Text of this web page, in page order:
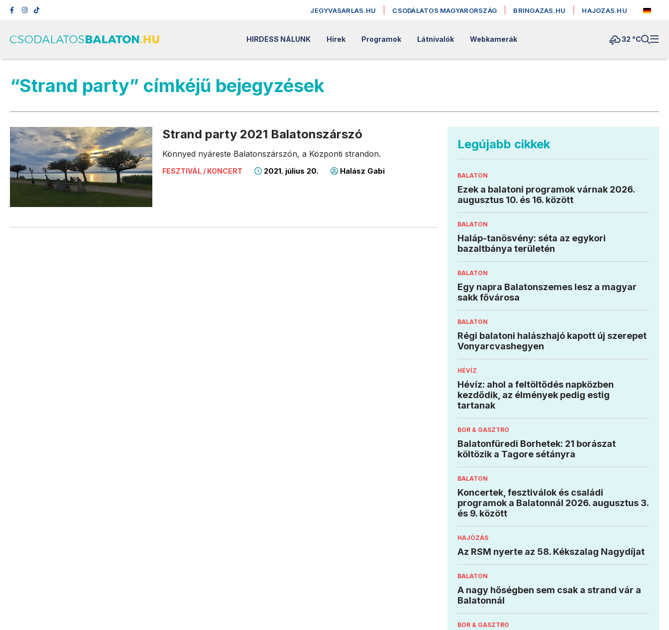
JEGYVASARLAS.HU CSODÁLATOS MAGYARORSZÁG BRINGAZAS.HU HAJOZAS.HU
HIRDESS NÁLUNK Hírek Programok Látnivalók Webkamerák 32 °C
“Strand party” címkéjű bejegyzések
Strand party 2021 Balatonszárszó
Könnyed nyáreste Balatonszárszón, a Központi strandon.
FESZTIVÁL / KONCERT 2021. július 20. Halász Gabi
Legújabb cikkek
BALATON
Ezek a balatoni programok várnak 2026.
augusztus 10. és 16. között
BALATON
Haláp-tanösvény: séta az egykori
bazaltbánya területén
BALATON
Egy napra Balatonszemes lesz a magyar
sakk fővárosa
BALATON
Régi balatoni halászhajó kapott új szerepet
Vonyarcvashegyen
HÉVÍZ
Hévíz: ahol a feltöltődés napközben
kezdődik, az élmények pedig estig
tartanak
BOR & GASZTRO
Balatonfüredi Borhetek: 21 borászat
költözik a Tagore sétányra
BALATON
Koncertek, fesztiválok és családi
programok a Balatonnál 2026. augusztus 3.
és 9. között
HAJÓZÁS
Az RSM nyerte az 58. Kékszalag Nagydíjat
BALATON
A nagy hőségben sem csak a strand vár a
Balatonnál
BOR & GASZTRO